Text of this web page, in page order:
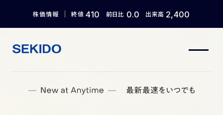
事業紹介
IR情報
株価情報 終値 410 前日比 0.0 出来高 2,400